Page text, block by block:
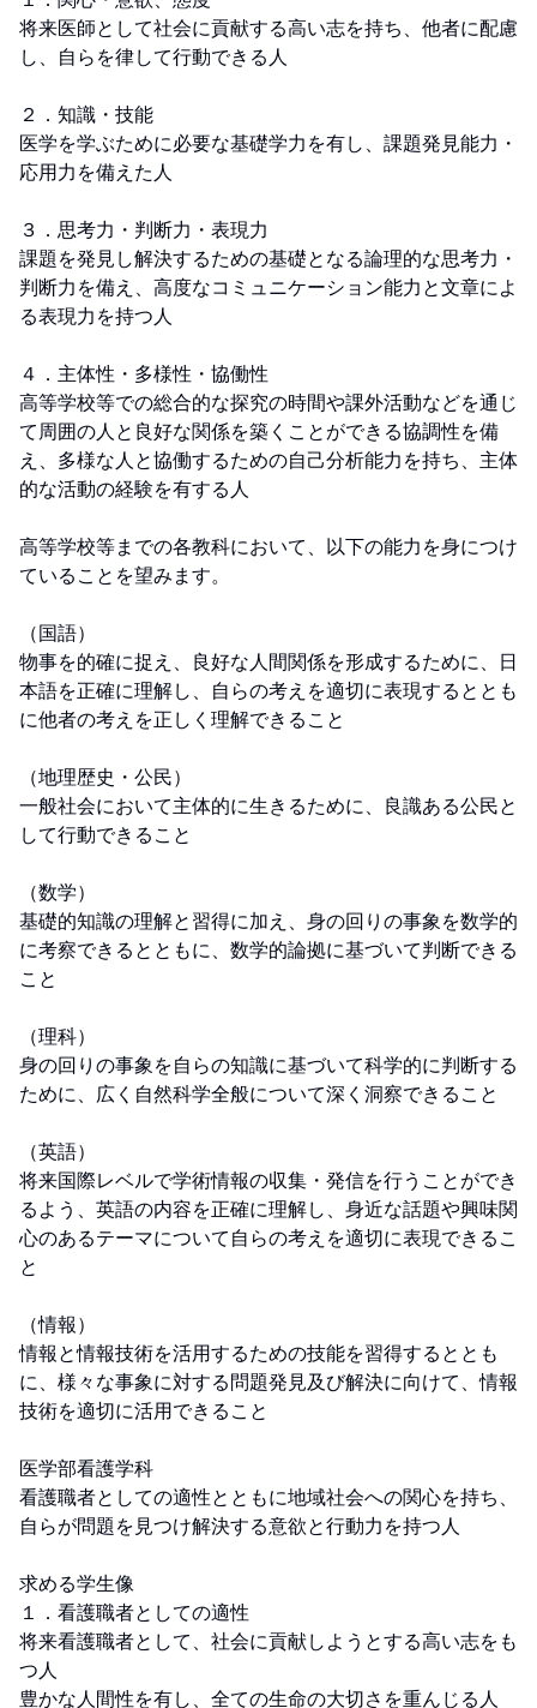
将来医師として社会に貢献する高い志を持ち、他者に配慮
し、自らを律して行動できる人
２．知識・技能
医学を学ぶために必要な基礎学力を有し、課題発見能力・
応用力を備えた人
３．思考力・判断力・表現力
課題を発見し解決するための基礎となる論理的な思考力・
判断力を備え、高度なコミュニケーション能力と文章によ
る表現力を持つ人
４．主体性・多様性・協働性
高等学校等での総合的な探究の時間や課外活動などを通じ
て周囲の人と良好な関係を築くことができる協調性を備
え、多様な人と協働するための自己分析能力を持ち、主体
的な活動の経験を有する人
高等学校等までの各教科において、以下の能力を身につけ
ていることを望みます。
（国語）
物事を的確に捉え、良好な人間関係を形成するために、日
本語を正確に理解し、自らの考えを適切に表現するととも
に他者の考えを正しく理解できること
（地理歴史・公民）
一般社会において主体的に生きるために、良識ある公民と
して行動できること
（数学）
基礎的知識の理解と習得に加え、身の回りの事象を数学的
に考察できるとともに、数学的論拠に基づいて判断できる
こと
（理科）
身の回りの事象を自らの知識に基づいて科学的に判断する
ために、広く自然科学全般について深く洞察できること
（英語）
将来国際レベルで学術情報の収集・発信を行うことができ
るよう、英語の内容を正確に理解し、身近な話題や興味関
心のあるテーマについて自らの考えを適切に表現できるこ
と
（情報）
情報と情報技術を活用するための技能を習得するととも
に、様々な事象に対する問題発見及び解決に向けて、情報
技術を適切に活用できること
医学部看護学科
看護職者としての適性とともに地域社会への関心を持ち、
自らが問題を見つけ解決する意欲と行動力を持つ人
求める学生像
１．看護職者としての適性
将来看護職者として、社会に貢献しようとする高い志をも
つ人
豊かな人間性を有し、全ての生命の大切さを重んじる人